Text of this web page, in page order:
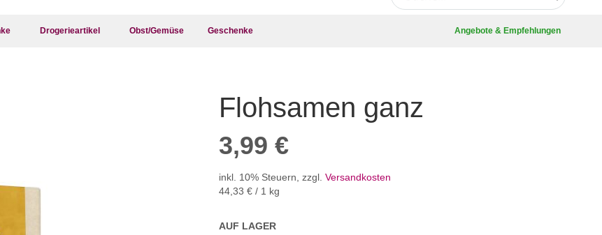
Suche
Drogerieartikel Obst/Gemüse Geschenke Angebote & Empfehlungen
Bildergalerie
springen
Flohsamen ganz
3,99 €
inkl. 10% Steuern zzgl. Versandkosten
44,33 € / 1 kg
AUF LAGER